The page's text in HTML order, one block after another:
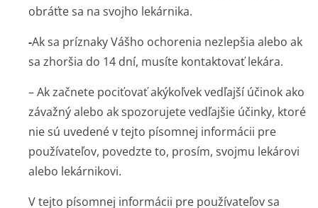
obráťte sa na svojho lekárnika.
-Ak sa príznaky Vášho ochorenia nezlepšia alebo ak
sa zhoršia do 14 dní, musíte kontaktovať lekára.
– Ak začnete pociťovať akýkoľvek vedľajší účinok ako
závažný alebo ak spozorujete vedľajšie účinky, ktoré
nie sú uvedené v tejto písomnej informácii pre
používateľov, povedzte to, prosím, svojmu lekárovi
alebo lekárnikovi.
V tejto písomnej informácii pre používateľov sa